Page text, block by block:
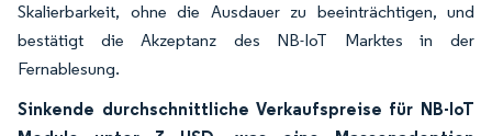
Skalierbarkeit, ohne die Ausdauer zu beeinträchtigen, und
bestätigt die Akzeptanz des NB-IoT Marktes in der
Fernablesung.
Sinkende durchschnittliche Verkaufspreise für NB-IoT